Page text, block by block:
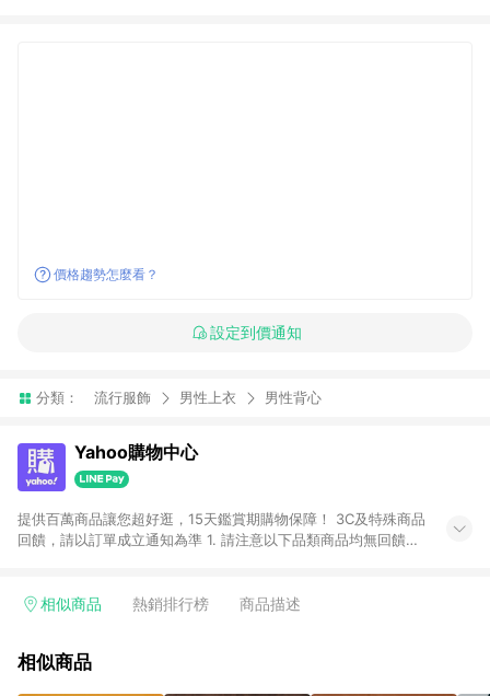
價格趨勢怎麼看？
設定到價通知
分類： 流行服飾 男性上衣 男性背心
Yahoo購物中心
提供百萬商品讓您超好逛，15天鑑賞期購物保障！ 3C及特殊商品
回饋，請以訂單成立通知為準 1. 請注意以下品類商品均無回饋：
電玩/遊戲/相機/單眼/鏡頭/拍立得 [2024/6/1起適用] -內接硬
的購回饋活動享Yahoo超贈點回饋者 - 購物中心商店之商品：商
相似商品 熱銷排行榜 商品描述
相似商品